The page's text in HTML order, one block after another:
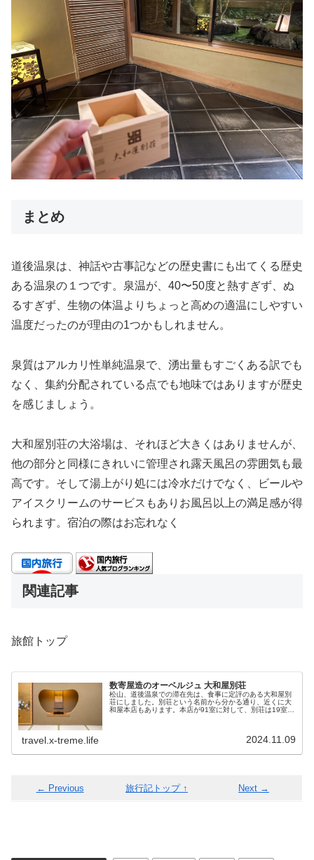
まとめ
道後温泉は、神話や古事記などの歴史書にも出てくる歴史
ある温泉の１つです。泉温が、40〜50度と熱すぎず、ぬ
るすぎず、生物の体温よりちょっと高めの適温にしやすい
温度だったのが理由の1つかもしれません。
泉質はアルカリ性単純温泉で、湧出量もすごくある訳でも
なく、集約分配されている点でも地味ではありますが歴史
を感じましょう。
大和屋別荘の大浴場は、それほど大きくはありませんが、
他の部分と同様にきれいに管理され露天風呂の雰囲気も最
高です。そして湯上がり処には冷水だけでなく、ビールや
アイスクリームのサービスもありお風呂以上の満足感が得
られます。宿泊の際はお忘れなく
関連記事
旅館トップ
数寄屋造のオーベルジュ 大和屋別荘
松山、道後温泉での滞在先は、食事に定評のある大和屋別
荘にしました。別荘という名前から分かる通り、近くに大
和屋本店もあります。本店が91室に対して、別荘は19室と
travel.x-treme.life 2024.11.09
← Previous 旅行記トップ ↑ Next →